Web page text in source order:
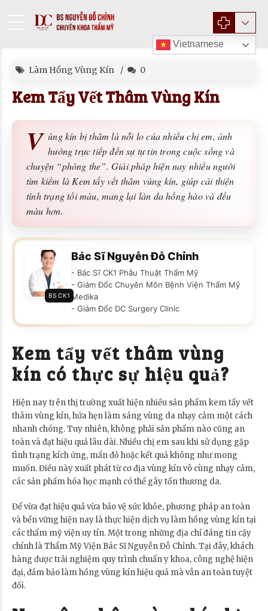
Vietnamese
Làm Hồng Vùng Kín 0
Kem Tẩy Vết Thâm Vùng Kín
V ùng kín bị thâm là nỗi lo của nhiều chị em, ảnh
hưởng trực tiếp đến sự tự tin trong cuộc sống và
chuyện “phòng the”. Giải pháp hiện nay nhiều người
tìm kiếm là Kem tẩy vết thâm vùng kín, giúp cải thiện
tình trạng tối màu, mang lại làn da hồng hào và đều
màu hơn.
BS CK1
Bác Sĩ Nguyễn Đỗ Chỉnh
- Bác Sĩ CK1 Phẫu Thuật Thẩm Mỹ
- Giám Đốc Chuyên Môn Bệnh Viện Thẩm Mỹ
Medika
- Giám Đốc DC Surgery Clinic
Kem tẩy vết thâm vùng
kín có thực sự hiệu quả?
Hiện nay trên thị trường xuất hiện nhiều sản phẩm kem tẩy vết
thâm vùng kín, hứa hẹn làm sáng vùng da nhạy cảm một cách
nhanh chóng. Tuy nhiên, không phải sản phẩm nào cũng an
toàn và đạt hiệu quả lâu dài. Nhiều chị em sau khi sử dụng gặp
tình trạng kích ứng, mẩn đỏ hoặc kết quả không như mong
muốn. Điều này xuất phát từ cơ địa vùng kín vô cùng nhạy cảm,
các sản phẩm hóa học mạnh có thể gây tổn thương da.
Để vừa đạt hiệu quả vừa bảo vệ sức khỏe, phương pháp an toàn
và bền vững hiện nay là thực hiện dịch vụ làm hồng vùng kín tại
các thẩm mỹ viện uy tín. Một trong những địa chỉ đáng tin cậy
chính là Thẩm Mỹ Viện Bác Sĩ Nguyễn Đỗ Chỉnh. Tại đây, khách
hàng được trải nghiệm quy trình chuẩn y khoa, công nghệ hiện
đại, đảm bảo làm hồng vùng kín hiệu quả mà vẫn an toàn tuyệt
đối.